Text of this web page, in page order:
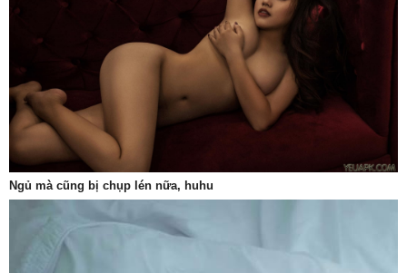
Ngủ mà cũng bị chụp lén nữa, huhu